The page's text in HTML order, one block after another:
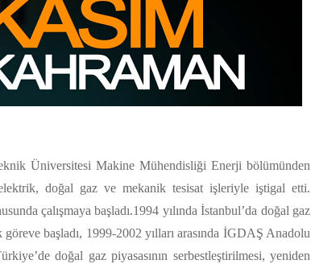
Üniversitesi Makine Mühendisliği Enerji bölümünden
doğal gaz ve mekanik tesisat işleriyle iştigal etti.
çalışmaya başladı.1994 yılında İstanbul’da doğal gaz
başladı, 1999-2002 yılları arasında İGDAŞ Anadolu
doğal gaz piyasasının serbestleştirilmesi, yeniden